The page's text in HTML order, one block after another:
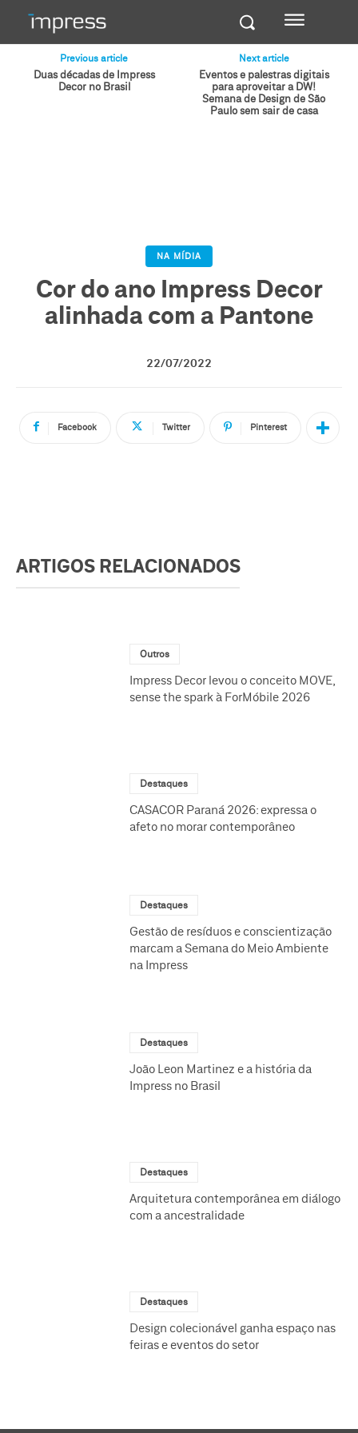
Previous article
Duas décadas de Impress
Decor no Brasil
Next article
Eventos e palestras digitais
para aproveitar a DW!
Semana de Design de São
Paulo sem sair de casa
NA MÍDIA
Cor do ano Impress Decor
alinhada com a Pantone
22/07/2022
Facebook Twitter Pinterest
ARTIGOS RELACIONADOS
Outros
Impress Decor levou o conceito MOVE,
sense the spark à ForMóbile 2026
Destaques
CASACOR Paraná 2026: expressa o
afeto no morar contemporâneo
Destaques
Gestão de resíduos e conscientização
marcam a Semana do Meio Ambiente
na Impress
Destaques
João Leon Martinez e a história da
Impress no Brasil
Destaques
Arquitetura contemporânea em diálogo
com a ancestralidade
Destaques
Design colecionável ganha espaço nas
feiras e eventos do setor